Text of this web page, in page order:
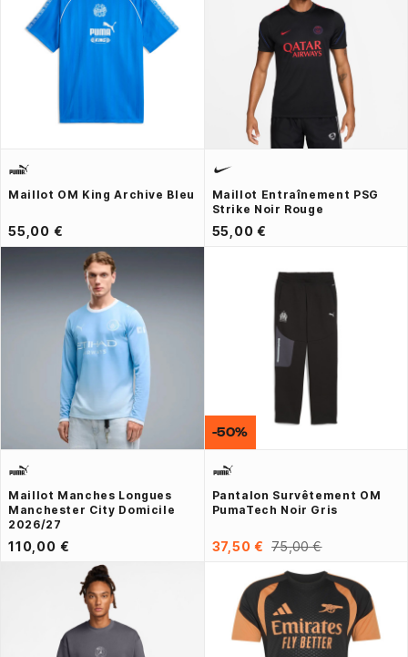
Maillot OM King Archive Bleu
55,00 €
Maillot Entraînement PSG
Strike Noir Rouge
55,00 €
Maillot Manches Longues
Manchester City Domicile
2026/27
110,00 €
Pantalon Survêtement OM
PumaTech Noir Gris
37,50 € 75,00 €
-50%